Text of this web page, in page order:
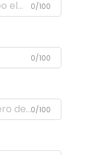
0/100
0/100
0/100